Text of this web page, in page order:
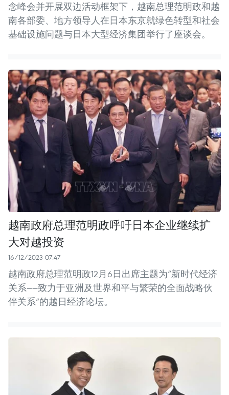
念峰会并开展双边活动框架下，越南总理范明政和越
南各部委、地方领导人在日本东京就绿色转型和社会
基础设施问题与日本大型经济集团举行了座谈会。
越南政府总理范明政呼吁日本企业继续扩
大对越投资
16/12/2023 07:47
越南政府总理范明政12月6日出席主题为“新时代经济
关系——致力于亚洲及世界和平与繁荣的全面战略伙
伴关系”的越日经济论坛。